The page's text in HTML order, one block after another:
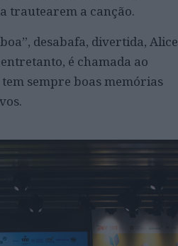
trautearem a canção.
desabafa, divertida, Alice
é chamada ao
sempre boas memórias